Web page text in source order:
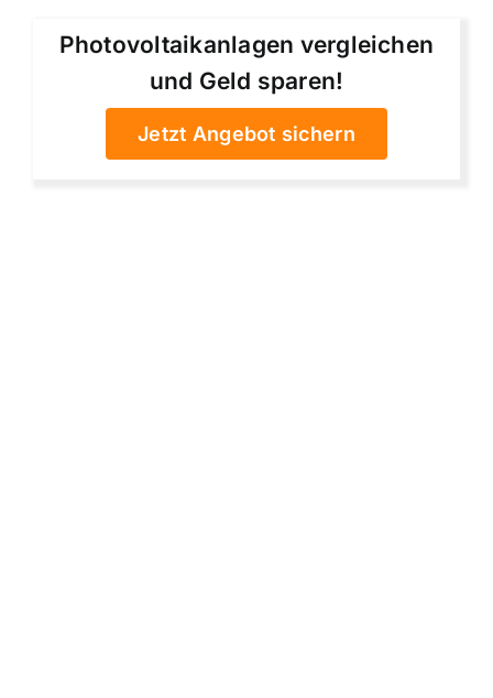
Photovoltaikanlagen vergleichen
und Geld sparen!
Jetzt Angebot sichern